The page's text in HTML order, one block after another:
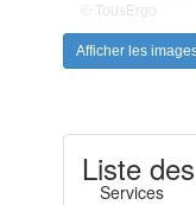
© TousErgo
Afficher les
Liste
Services